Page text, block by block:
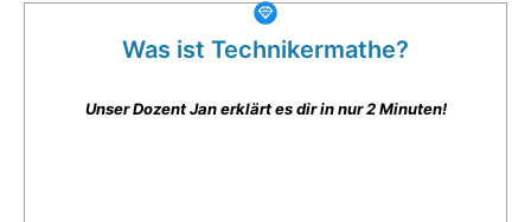
Was ist Technikermathe?
Unser Dozent Jan erklärt es dir in nur 2 Minuten!